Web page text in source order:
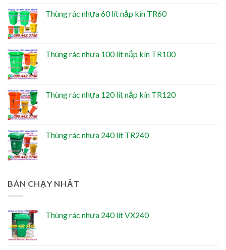
Thùng rác nhựa 60 lít nắp kín TR60
Thùng rác nhựa 100 lít nắp kín TR100
Thùng rác nhựa 120 lít nắp kín TR120
Thùng rác nhựa 240 lít TR240
BÁN CHẠY NHẤT
Thùng rác nhựa 240 lít VX240